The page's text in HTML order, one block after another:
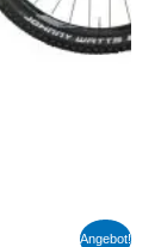
Angebot!